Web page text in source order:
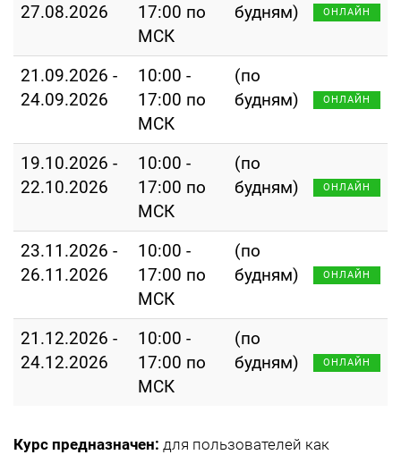
27.08.2026
17:00 по
МСК
будням)
ОНЛАЙН
21.09.2026 -
24.09.2026
10:00 -
17:00 по
МСК
(по
будням)
ОНЛАЙН
19.10.2026 -
22.10.2026
10:00 -
17:00 по
МСК
(по
будням)
ОНЛАЙН
23.11.2026 -
26.11.2026
10:00 -
17:00 по
МСК
(по
будням)
ОНЛАЙН
21.12.2026 -
24.12.2026
10:00 -
17:00 по
МСК
(по
будням)
ОНЛАЙН
Курс предназначен: для пользователей как